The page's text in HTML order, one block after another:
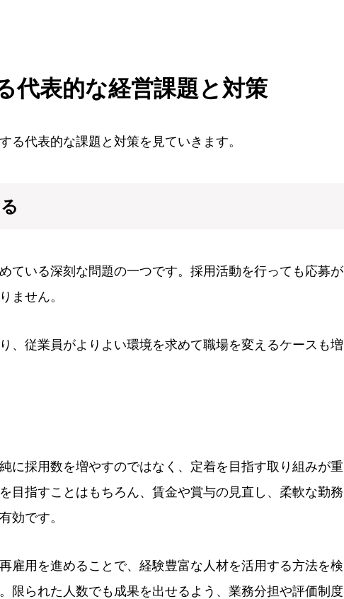
代表的な経営課題と対策
る代表的な課題と対策を見ていきます。
ている深刻な問題の一つです。採用活動を行っても応募が
ません。
、従業員がよりよい環境を求めて職場を変えるケースも増
に採用数を増やすのではなく、定着を目指す取り組みが重
目指すことはもちろん、賃金や賞与の見直し、柔軟な勤務
効です。
雇用を進めることで、経験豊富な人材を活用する方法を検
限られた人数でも成果を出せるよう、業務分担や評価制度